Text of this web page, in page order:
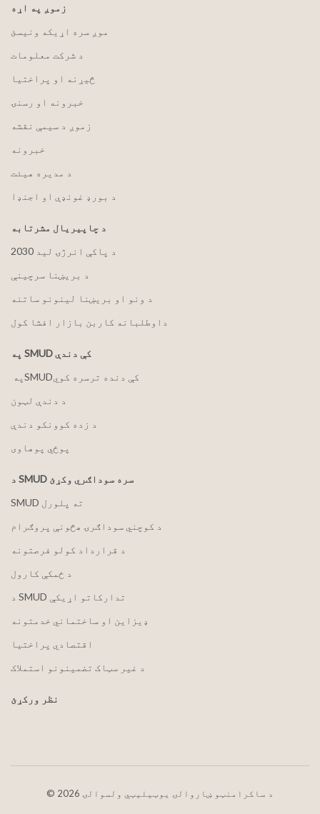
زموږ په اړه
موږ سره اړیکه ونیسئ
د شرکت معلومات
څیړنه او پراختیا
خبرونه او رسنۍ
زموږ د سیمې نقشه
خبرونه
د مدیره هیئت
د بورډ غونډې او اجنډا
د چاپیریال مشرتابه
2030 د پاکې انرژۍ لید
د بریښنا سرچینې
د ونو او بریښنا لینونو ساتنه
داوطلبانه کاربن بازار افشا کول
په SMUD کې دندې
په ‏‎SMUD‎‏ کې دنده ترسره کوي
د دندې لټون
د زده کوونکو دندې
پوځي پوهاوی
د SMUD سره سوداګري وکړئ
SMUD ته پلورل
د کوچني سوداګرۍ هڅونې پروګرام
د قرارداد کولو فرصتونه
د ځمکې کارول
د SMUD تدارکاتو اړیکې
ډیزاین او ساختماني خدمتونه
اقتصادي پراختیا
د غیر سټاک تضمینونو استملاک
نظر ورکړئ
© 2026 د ساکرامنټو ښاروالۍ یوټیلیټي ولسوالۍ